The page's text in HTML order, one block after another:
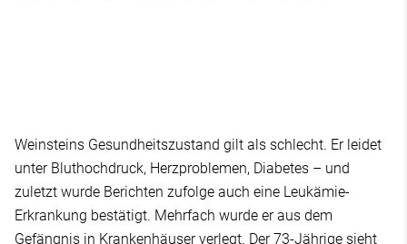
Weinsteins Gesundheitszustand gilt als schlecht. Er leidet
unter Bluthochdruck, Herzproblemen, Diabetes – und
zuletzt wurde Berichten zufolge auch eine Leukämie-
Erkrankung bestätigt. Mehrfach wurde er aus dem
Gefängnis in Krankenhäuser verlegt. Der 73-Jährige sieht